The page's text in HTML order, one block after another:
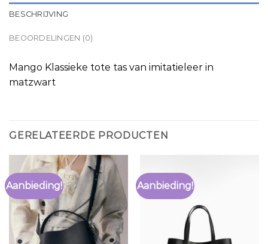
BESCHRIJVING
BEOORDELINGEN (0)
Mango Klassieke tote tas van imitatieleer in
matzwart
GERELATEERDE PRODUCTEN
Aanbieding! Aanbieding!